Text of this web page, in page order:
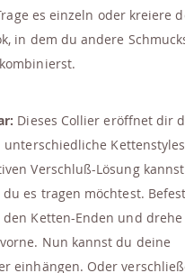
es einzeln oder kreiere
in dem du andere
Dieses Collier eröffnet dir
unterschiedliche
Verschluß-Lösung
es tragen möchtest.
Ketten-Enden und drehe
Nun kannst du deine
einhängen. Oder